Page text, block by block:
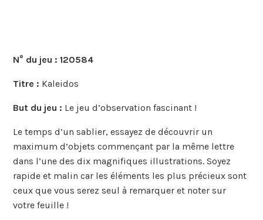
N° du jeu : 120584
Titre : Kaleidos
But du jeu : Le jeu d’observation fascinant !
Le temps d’un sablier, essayez de découvrir un
maximum d’objets commençant par la même lettre
dans l’une des dix magnifiques illustrations. Soyez
rapide et malin car les éléments les plus précieux sont
ceux que vous serez seul à remarquer et noter sur
votre feuille !